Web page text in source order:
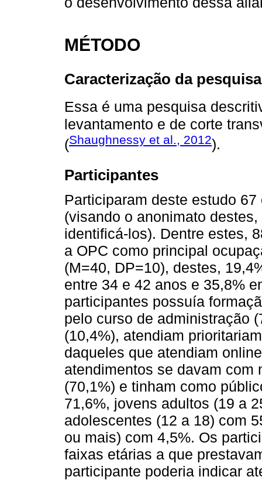
MÉTODO
Caracterização da pesquisa
Essa é uma pesquisa
levantamento e de corte
(Shaughnessy et al., 2012).
Participantes
Participaram deste estudo
(visando o anonimato
identificá-los). Dentre estes,
a OPC como principal
(M=40, DP=10), destes,
entre 34 e 42 anos e 35,8%
participantes possuía
pelo curso de administração
(10,4%), atendiam
daqueles que atendiam
atendimentos se davam com
(70,1%) e tinham como
71,6%, jovens adultos (19 a
adolescentes (12 a 18) com
ou mais) com 4,5%. Os
faixas etárias a que
participante poderia indicar